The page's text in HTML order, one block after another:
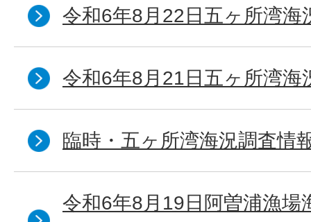
令和6年8月22日五ヶ所湾海
令和6年8月21日五ヶ所湾海
臨時・五ヶ所湾海況調査情
令和6年8月19日阿曽浦漁場